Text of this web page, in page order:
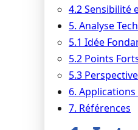
4.2 Sensibilité
5. Analyse
5.1 Idée
5.2 Points
5.3
6.
7. Références